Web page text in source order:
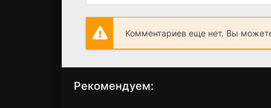
Комментариев еще нет. Вы
Рекомендуем: